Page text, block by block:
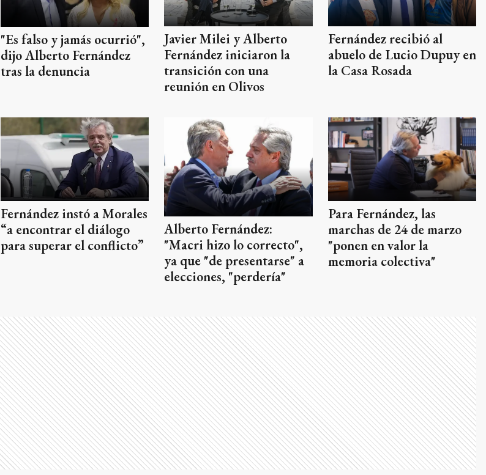
"Es falso y jamás ocurrió",
dijo Alberto Fernández
tras la denuncia
Javier Milei y Alberto
Fernández iniciaron la
transición con una
reunión en Olivos
Fernández recibió al
abuelo de Lucio Dupuy en
la Casa Rosada
Fernández instó a Morales
“a encontrar el diálogo
para superar el conflicto”
Alberto Fernández:
"Macri hizo lo correcto",
ya que "de presentarse" a
elecciones, "perdería"
Para Fernández, las
marchas de 24 de marzo
"ponen en valor la
memoria colectiva"